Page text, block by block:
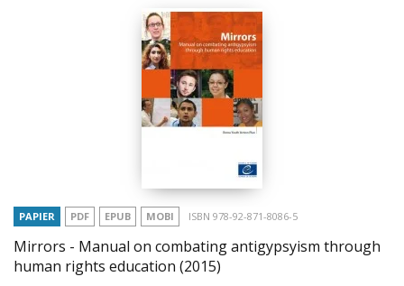
PAPIER PDF EPUB MOBI ISBN 978-92-871-8086-5
Mirrors - Manual on combating antigypsyism through
human rights education (2015)